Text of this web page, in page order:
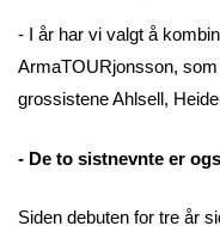
- I år har vi valgt å
ArmaTOURjonsson,
grossistene Ahlsell,
- De to sistnevnte er
Siden debuten for tre år